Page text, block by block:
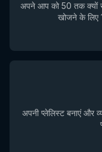
अपने आप को 50 तक क्यों
खोजने के लिए
अपनी प्लेलिस्ट बनाएं